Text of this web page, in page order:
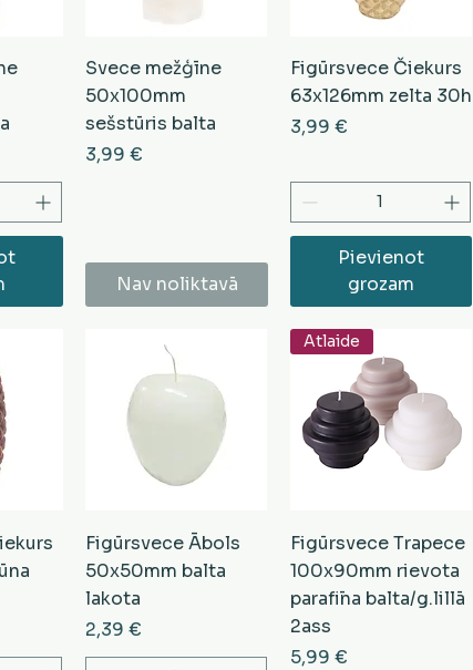
Svece mežģīne
50x100mm
sešstūris balta
Cena
3,99 €
Nav noliktavā
Figūrsvece Čiekurs
63x126mm zelta 30h
Cena
3,99 €
Pievienot
grozam
Figūrsvece Ābols
50x50mm balta
lakota
Cena
2,39 €
Atlaide
Figūrsvece Trapece
100x90mm rievota
parafīna balta/g.lillā
2ass
Cena
5,99 €